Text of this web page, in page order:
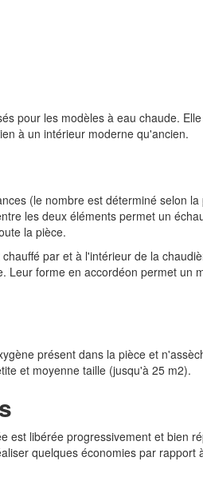
pour les modèles à eau chaude.
à un intérieur moderne qu'ancien.
(le nombre est déterminé selon la
les deux éléments permet un
la pièce.
par et à l'intérieur de la
Leur forme en accordéon permet un
présent dans la pièce et
et moyenne taille (jusqu'à 25 m2).
est libérée progressivement et bien
quelques économies par rapport